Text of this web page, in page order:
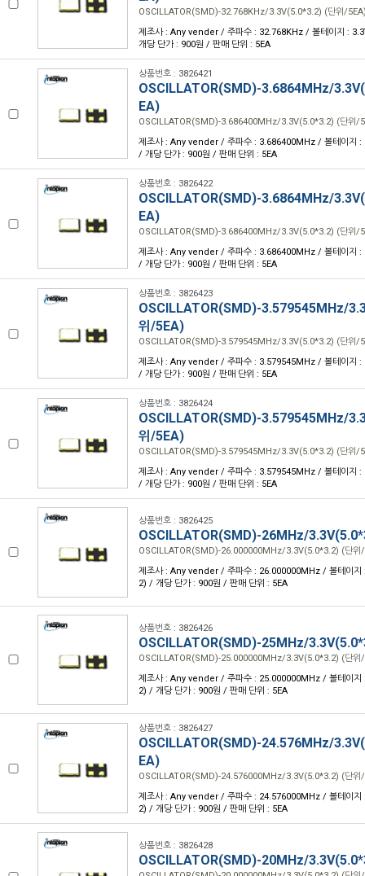
OSCILLATOR(SMD)-32.768KHz/3.3V(5.0*3.2) (단위/
제조사 : Any vender / 주파수 : 32.768KHz / 볼테이지 :
개당 단가 : 900원 / 판매 단위 : 5EA
상품번호 : 3826421
OSCILLATOR(SMD)-3.6864MHz/
EA)
OSCILLATOR(SMD)-3.686400MHz/3.3V(5.0*3.2) (단위/
제조사 : Any vender / 주파수 : 3.686400MHz / 볼테이지
/ 개당 단가 : 900원 / 판매 단위 : 5EA
상품번호 : 3826422
OSCILLATOR(SMD)-3.6864MHz/
EA)
OSCILLATOR(SMD)-3.686400MHz/3.3V(5.0*3.2) (단위/
제조사 : Any vender / 주파수 : 3.686400MHz / 볼테이지
/ 개당 단가 : 900원 / 판매 단위 : 5EA
상품번호 : 3826423
OSCILLATOR(SMD)-3.579545MHz/
위/5EA)
OSCILLATOR(SMD)-3.579545MHz/3.3V(5.0*3.2) (단위/
제조사 : Any vender / 주파수 : 3.579545MHz / 볼테이지
/ 개당 단가 : 900원 / 판매 단위 : 5EA
상품번호 : 3826424
OSCILLATOR(SMD)-3.579545MHz/
위/5EA)
OSCILLATOR(SMD)-3.579545MHz/3.3V(5.0*3.2) (단위/
제조사 : Any vender / 주파수 : 3.579545MHz / 볼테이지
/ 개당 단가 : 900원 / 판매 단위 : 5EA
상품번호 : 3826425
OSCILLATOR(SMD)-26MHz/
OSCILLATOR(SMD)-26.000000MHz/3.3V(5.0*3.2) (단위
제조사 : Any vender / 주파수 : 26.000000MHz / 볼테이
2) / 개당 단가 : 900원 / 판매 단위 : 5EA
상품번호 : 3826426
OSCILLATOR(SMD)-25MHz/
OSCILLATOR(SMD)-25.000000MHz/3.3V(5.0*3.2) (단위
제조사 : Any vender / 주파수 : 25.000000MHz / 볼테이
2) / 개당 단가 : 900원 / 판매 단위 : 5EA
상품번호 : 3826427
OSCILLATOR(SMD)-24.576MHz/
EA)
OSCILLATOR(SMD)-24.576000MHz/3.3V(5.0*3.2) (단위
제조사 : Any vender / 주파수 : 24.576000MHz / 볼테이
2) / 개당 단가 : 900원 / 판매 단위 : 5EA
상품번호 : 3826428
OSCILLATOR(SMD)-20MHz/